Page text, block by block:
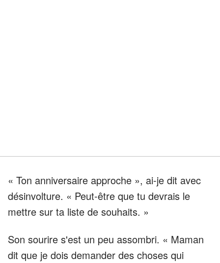
« Ton anniversaire approche », ai-je dit avec
désinvolture. « Peut-être que tu devrais le
mettre sur ta liste de souhaits. »
Son sourire s'est un peu assombri. « Maman
dit que je dois demander des choses qui